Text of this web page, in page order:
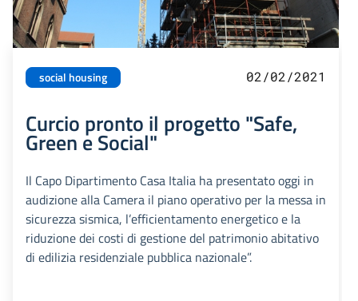
social housing 02/02/2021
Curcio pronto il progetto "Safe,
Green e Social"
Il Capo Dipartimento Casa Italia ha presentato oggi in
audizione alla Camera il piano operativo per la messa in
sicurezza sismica, l’efficientamento energetico e la
riduzione dei costi di gestione del patrimonio abitativo
di edilizia residenziale pubblica nazionale”.